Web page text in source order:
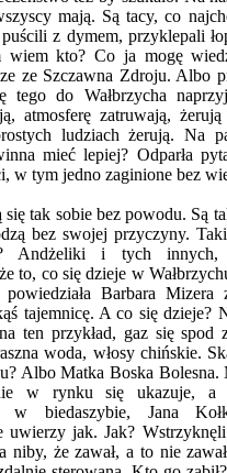
mają. Są tacy, co
z dymem, przyklepali
wiem kto? Co ja mogę
ze Szczawna Zdroju. Albo
tego do Wałbrzycha
atmosferę zatruwają,
ludziach żerują. Na
mieć lepiej? Odparła
w tym jedno zaginione bez
tak sobie bez powodu. Są
bez swojej przyczyny.
Andżeliki i tych innych,
to, co się dzieje w
Barbara Mizera
tajemnicę. A co się dzieje?
ten przykład, gaz się spod
woda, włosy chińskie.
Albo Matka Boska Bolesna.
w rynku się ukazuje,
w biedaszybie, Jana
uwierzy jak. Jak?
niby, że zawał, a to nie